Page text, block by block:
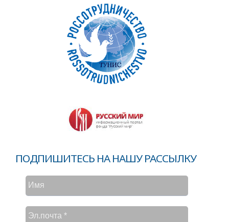
ПОДПИШИТЕСЬ НА НАШУ РАССЫЛКУ